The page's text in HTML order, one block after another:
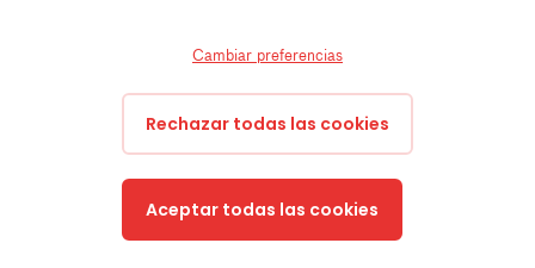
Cambiar preferencias
Rechazar todas las cookies
Aceptar todas las cookies
Privacy Policy
Terms & conditions
43 Rue La Fayette, 4th Floor, 75009 Paris, France
Prins Hendrikkade 21e, 1012 TL Amsterdam, Países Bajos
Oktrooiplein 1, 9000 Gante, Bélgica
hello@languageteams.com
Our language school in Brussels